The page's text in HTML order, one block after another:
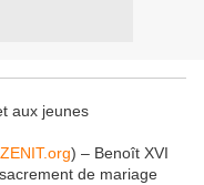
aux jeunes
) – Benoît XVI
de mariage